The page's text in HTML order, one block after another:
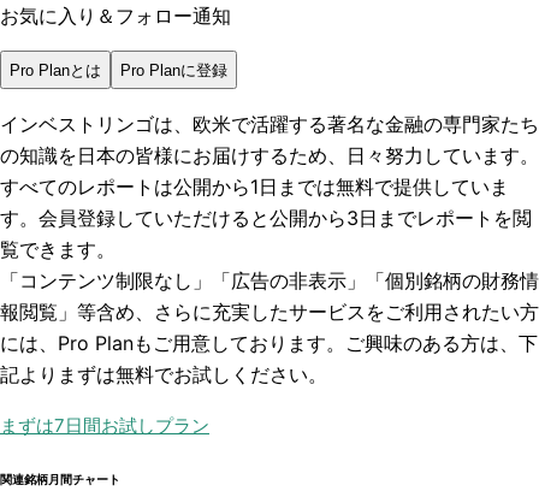
お気に入り＆フォロー通知
Pro Planとは Pro Planに登録
インベストリンゴは、欧米で活躍する著名な金融の専門家たち
の知識を日本の皆様にお届けするため、日々努力しています。
すべてのレポートは公開から1日までは無料で提供していま
す。会員登録していただけると公開から3日までレポートを閲
覧できます。
「コンテンツ制限なし」「広告の非表示」「個別銘柄の財務情
報閲覧」 等含め、さらに充実したサービスをご利用されたい方
には、Pro Planもご用意しております。ご興味のある方は、下
記よりまずは無料でお試しください。
まずは7日間お試しプラン
関連銘柄月間チャート